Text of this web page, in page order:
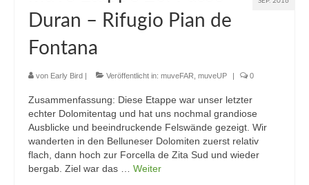
Duran – Rifugio Pian de
Fontana
von Early Bird Veröffentlicht in: muveFAR muveUP 0
Zusammenfassung: Diese Etappe war unser letzter
echter Dolomitentag und hat uns nochmal grandiose
Ausblicke und beeindruckende Felswände gezeigt. Wir
wanderten in den Belluneser Dolomiten zuerst relativ
flach, dann hoch zur Forcella de Zita Sud und wieder
bergab. Ziel war das … Weiter